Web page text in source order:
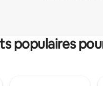
populaires